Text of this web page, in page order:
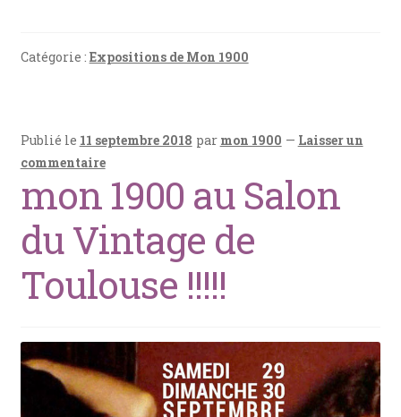
b
k
ess
p
l g
Catégorie : Expositions de Mon 1900
Publié le 11 septembre 2018 par mon 1900 — Laisser un
commentaire
mon 1900 au Salon
du Vintage de
Toulouse !!!!!